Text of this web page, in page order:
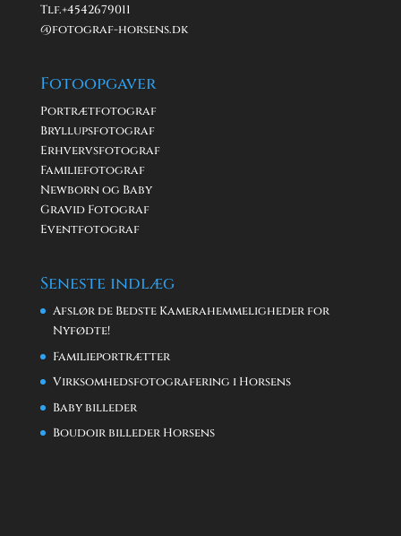
Tlf.+4542679011
@fotograf-horsens.dk
Fotoopgaver
Portrætfotograf
Bryllupsfotograf
Erhvervsfotograf
Familiefotograf
Newborn og Baby
Gravid Fotograf
Eventfotograf
Seneste indlæg
Afslør de Bedste Kamerahemmeligheder for
Nyfødte!
Familieportrætter
Virksomhedsfotografering i Horsens
Baby billeder
Boudoir billeder Horsens